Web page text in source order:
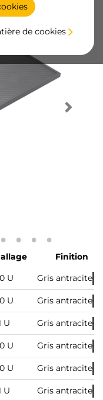
de cookies
Finition
U Gris antracite
U Gris antracite
U Gris antracite
U Gris antracite
U Gris antracite
U Gris antracite